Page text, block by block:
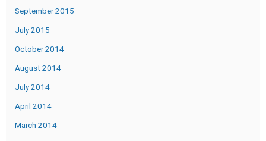
September 2015
July 2015
October 2014
August 2014
July 2014
April 2014
March 2014